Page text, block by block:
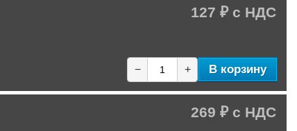
127 ₽
− + В корзину
269 ₽